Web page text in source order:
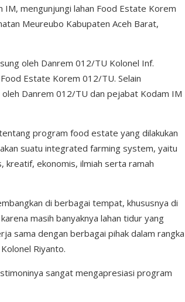
IM, mengunjungi lahan Food Estate Korem
Meureubo Kabupaten Aceh Barat,
oleh Danrem 012/TU Kolonel Inf.
Estate Korem 012/TU. Selain
Danrem 012/TU dan pejabat Kodam IM
program food estate yang dilakukan
suatu integrated farming system, yaitu
kreatif, ekonomis, ilmiah serta ramah
di berbagai tempat, khususnya di
masih banyaknya lahan tidur yang
sama dengan berbagai pihak dalam rangka
Riyanto.
sangat mengapresiasi program